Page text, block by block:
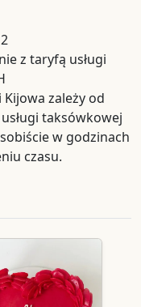
z taryfą usługi
zależy od
taksówkowej
w godzinach
czasu.